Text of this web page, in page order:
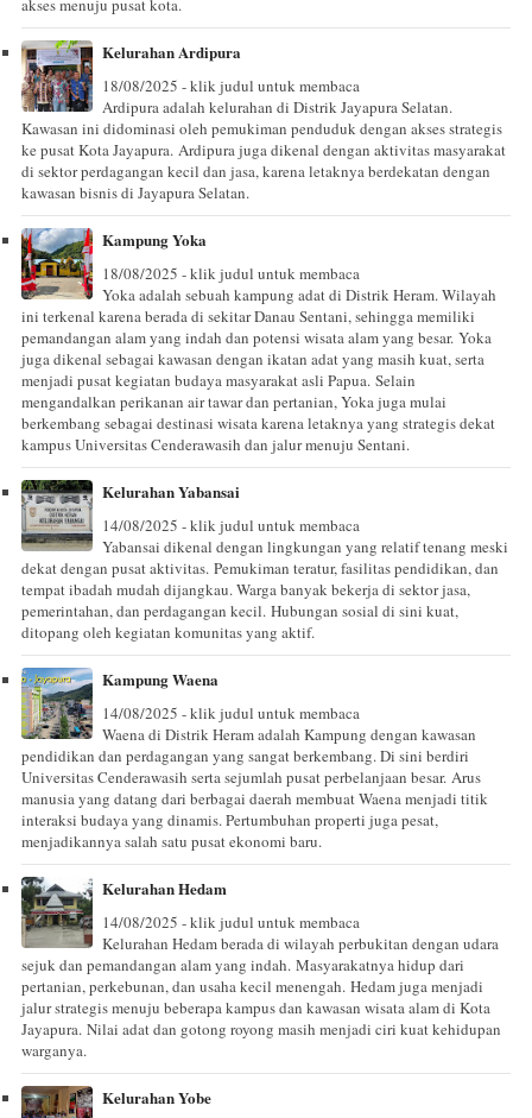
akses menuju pusat kota.
Kelurahan Ardipura
18/08/2025 - klik judul untuk membaca
Ardipura adalah kelurahan di Distrik Jayapura Selatan.
Kawasan ini didominasi oleh pemukiman penduduk dengan akses strategis
ke pusat Kota Jayapura. Ardipura juga dikenal dengan aktivitas masyarakat
di sektor perdagangan kecil dan jasa, karena letaknya berdekatan dengan
kawasan bisnis di Jayapura Selatan.
Kampung Yoka
18/08/2025 - klik judul untuk membaca
Yoka adalah sebuah kampung adat di Distrik Heram. Wilayah
ini terkenal karena berada di sekitar Danau Sentani, sehingga memiliki
pemandangan alam yang indah dan potensi wisata alam yang besar. Yoka
juga dikenal sebagai kawasan dengan ikatan adat yang masih kuat, serta
menjadi pusat kegiatan budaya masyarakat asli Papua. Selain
mengandalkan perikanan air tawar dan pertanian, Yoka juga mulai
berkembang sebagai destinasi wisata karena letaknya yang strategis dekat
kampus Universitas Cenderawasih dan jalur menuju Sentani.
Kelurahan Yabansai
14/08/2025 - klik judul untuk membaca
Yabansai dikenal dengan lingkungan yang relatif tenang meski
dekat dengan pusat aktivitas. Pemukiman teratur, fasilitas pendidikan, dan
tempat ibadah mudah dijangkau. Warga banyak bekerja di sektor jasa,
pemerintahan, dan perdagangan kecil. Hubungan sosial di sini kuat,
ditopang oleh kegiatan komunitas yang aktif.
Kampung Waena
14/08/2025 - klik judul untuk membaca
Waena di Distrik Heram adalah Kampung dengan kawasan
pendidikan dan perdagangan yang sangat berkembang. Di sini berdiri
Universitas Cenderawasih serta sejumlah pusat perbelanjaan besar. Arus
manusia yang datang dari berbagai daerah membuat Waena menjadi titik
interaksi budaya yang dinamis. Pertumbuhan properti juga pesat,
menjadikannya salah satu pusat ekonomi baru.
Kelurahan Hedam
14/08/2025 - klik judul untuk membaca
Kelurahan Hedam berada di wilayah perbukitan dengan udara
sejuk dan pemandangan alam yang indah. Masyarakatnya hidup dari
pertanian, perkebunan, dan usaha kecil menengah. Hedam juga menjadi
jalur strategis menuju beberapa kampus dan kawasan wisata alam di Kota
Jayapura. Nilai adat dan gotong royong masih menjadi ciri kuat kehidupan
warganya.
Kelurahan Yobe